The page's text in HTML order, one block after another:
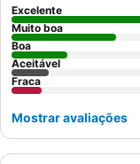
incrivelmente
gastronómica com
Para uma estadia
solicitar um quarto
Excelente
Muito boa
Boa
Aceitável
Fraca
Mostrar avaliações